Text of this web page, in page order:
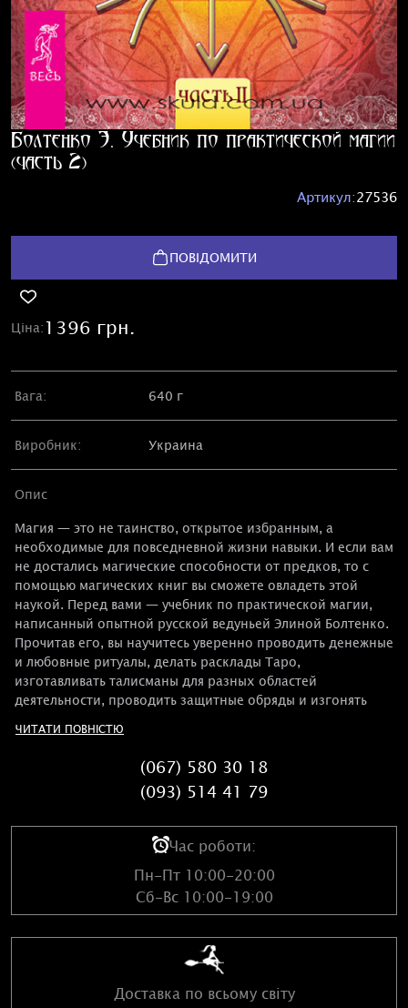
Болтенко Э. Учебник по практической магии
(часть 2)
Артикул:27536
ПОВІДОМИТИ
Ціна: 1396 грн.
Вага: 640 г
Виробник: Украина
Опис
Магия — это не таинство, открытое избранным, а
необходимые для повседневной жизни навыки. И если вам
не достались магические способности от предков, то с
помощью магических книг вы сможете овладеть этой
наукой. Перед вами — учебник по практической магии,
написанный опытной русской ведуньей Элиной Болтенко.
Прочитав его, вы научитесь уверенно проводить денежные
и любовные ритуалы, делать расклады Таро,
изготавливать талисманы для разных областей
деятельности, проводить защитные обряды и изгонять
тех, кто успешно освоил предыдущий материал и хочет
совершенствоваться в магическом искусстве. Вы изучите
рунику, освоите магию богатства и узнаете о том, как
делать энергетическую чистку. Также вы освоите основы
маслами и наложением рук.
ЧИТАТИ ПОВНІСТЮ
(067) 580 30 18
(093) 514 41 79
Час роботи:
Пн-Пт 10:00-20:00
Сб-Вс 10:00-19:00
Доставка по всьому світу